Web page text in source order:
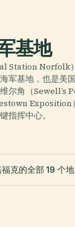
基地
Station Norfolk
军基地，也是美
尔角（Sewell’s
Exposition
指挥中心。
福克的全部 19 个